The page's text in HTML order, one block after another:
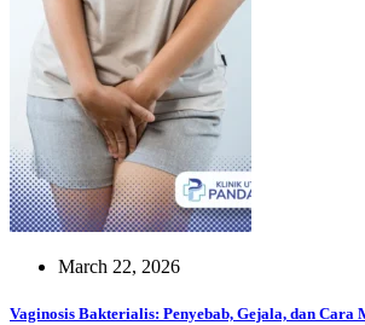
March 22, 2026
Vaginosis Bakterialis: Penyebab, Gejala, dan Cara